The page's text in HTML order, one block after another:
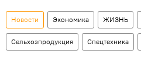
Новости Экономика ЖИЗНЬ
Сельхозпродукция Спецтехника